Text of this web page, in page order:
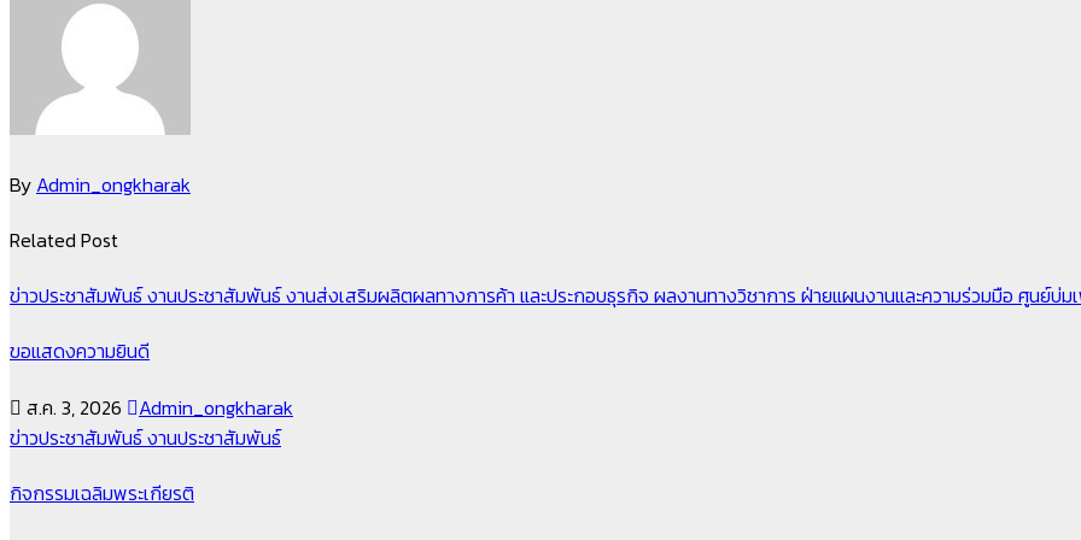
By Admin_ongkharak
Related Post
ข่าวประชาสัมพันธ์งานประชาสัมพันธ์งานส่งเสริมผลิตผลทางการค้า และประกอบธุรกิจ ผลงานทางวิชาการ ฝ่ายแผนงานและความร่วมมือ ศูนย์บ่ม
ขอแสดงความยินดี
ส.ค. 3, 2026
Admin_ongkharak
ข่าวประชาสัมพันธ์งานประชาสัมพันธ์
กิจกรรมเฉลิมพระเกียรติ